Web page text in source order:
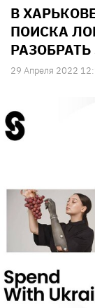
В
ПОИСКА
29 Апреля 2022